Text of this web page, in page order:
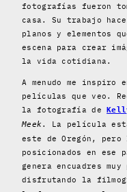
fotografías fueron
casa. Su trabajo
planos y elementos
escena para crear
la vida cotidiana.
A menudo me
películas que veo.
la fotografía de
Meek . La película
este de Oregón,
posicionados en ese
genera encuadres
disfrutando la